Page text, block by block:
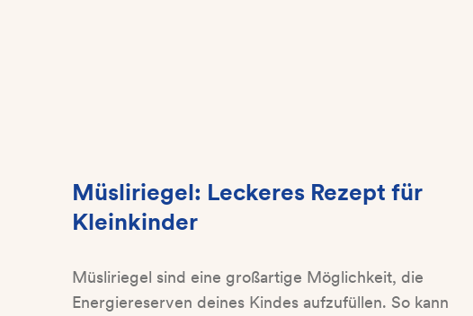
Müsliriegel: Leckeres Rezept für
Kleinkinder
Müsliriegel sind eine großartige Möglichkeit, die
Energiereserven deines Kindes aufzufüllen. So kann